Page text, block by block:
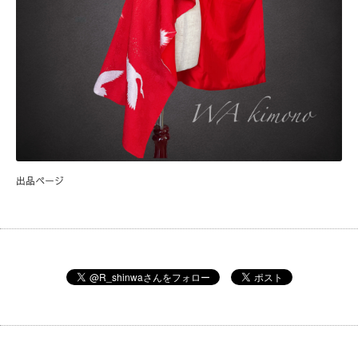
出品ページ